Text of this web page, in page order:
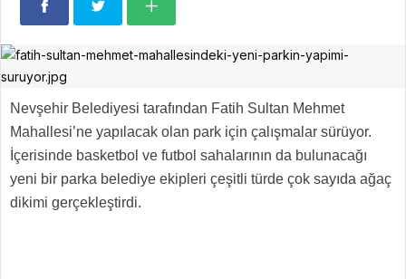
Nevşehir Belediyesi tarafından Fatih Sultan Mehmet
Mahallesi’ne yapılacak olan park için çalışmalar sürüyor.
İçerisinde basketbol ve futbol sahalarının da bulunacağı
yeni bir parka belediye ekipleri çeşitli türde çok sayıda ağaç
dikimi gerçekleştirdi.